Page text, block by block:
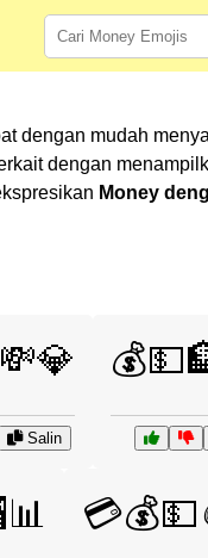
dengan mudah
dengan
Money
Salin